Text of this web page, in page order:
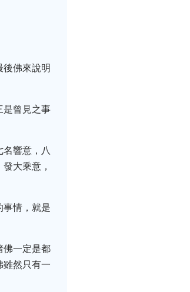
佛來說明
是曾見之事
響意，八
大乘意，
事情，就是
佛一定是都
雖然只有一